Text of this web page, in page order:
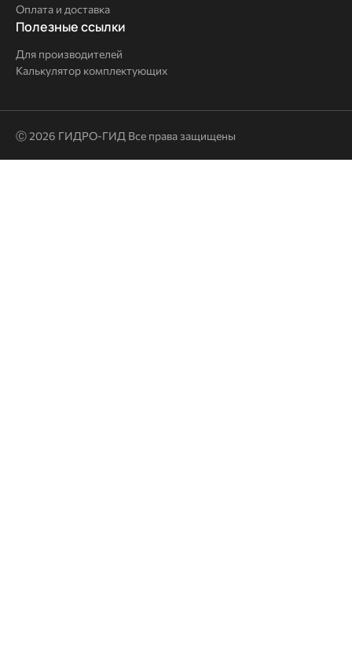
Оплата и доставка
Полезные
Полезные ссылки
Для производителей
Калькулятор комплектующих
Ⓒ 2026 ГИДРО-ГИД Все права защищены